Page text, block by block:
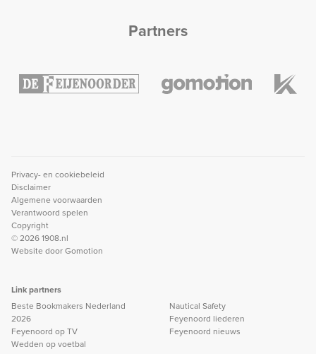
Partners
Privacy- en cookiebeleid
Disclaimer
Algemene voorwaarden
Verantwoord spelen
Copyright
© 2026 1908.nl
Website doorGomotion
Link partners
Beste Bookmakers Nederland
2026
Feyenoord op TV
Wedden op voetbal
Nautical Safety
Feyenoord liederen
Feyenoord nieuws